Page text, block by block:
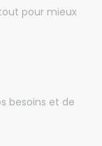
pour mieux
besoins et de